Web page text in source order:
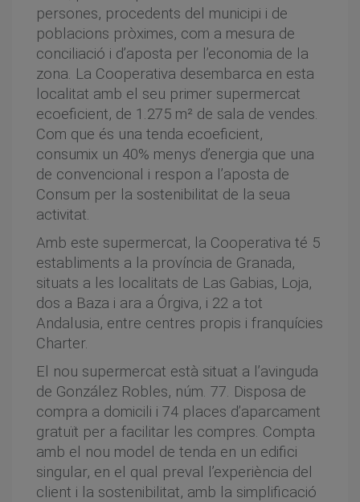
persones, procedents del municipi i de
poblacions pròximes, com a mesura de
conciliació i d’aposta per l’economia de la
zona. La Cooperativa desembarca en esta
localitat amb el seu primer supermercat
ecoeficient, de 1.275 m² de sala de vendes.
Com que és una tenda ecoeficient,
consumix un 40% menys d’energia que una
de convencional i respon a l’aposta de
Consum per la sostenibilitat de la seua
activitat.
Amb este supermercat, la Cooperativa té 5
establiments a la província de Granada,
situats a les localitats de Las Gabias, Loja,
dos a Baza i ara a Órgiva, i 22 a tot
Andalusia, entre centres propis i franquícies
Charter.
El nou supermercat està situat a l’avinguda
de González Robles, núm. 77. Disposa de
compra a domicili i 74 places d’aparcament
gratuït per a facilitar les compres. Compta
amb el nou model de tenda en un edifici
singular, en el qual preval l’experiència del
client i la sostenibilitat, amb la simplificació